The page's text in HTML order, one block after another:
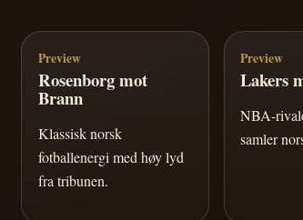
Preview
Rosenborg mot
Brann
Klassisk norsk
fotballenergi med høy lyd
fra tribunen.
Preview
Lakers
NBA-
samler